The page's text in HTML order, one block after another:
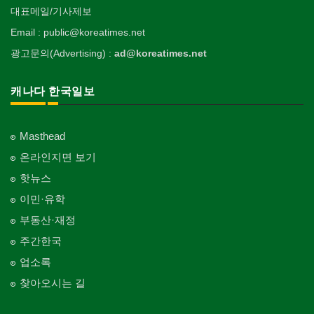
대표메일/기사제보
Email : public@koreatimes.net
광고문의(Advertising) : ad@koreatimes.net
캐나다 한국일보
Masthead
온라인지면 보기
핫뉴스
이민·유학
부동산·재정
주간한국
업소록
찾아오시는 길